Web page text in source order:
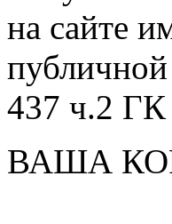
на сайте
437 ч.2
ВАША